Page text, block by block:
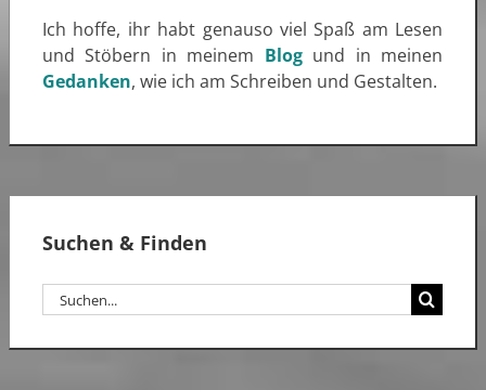
Ich hoffe, ihr habt genauso viel Spaß am Lesen
und Stöbern in meinem Blog und in meinen
Gedanken, wie ich am Schreiben und Gestalten.
Suchen & Finden
Suche
nach: